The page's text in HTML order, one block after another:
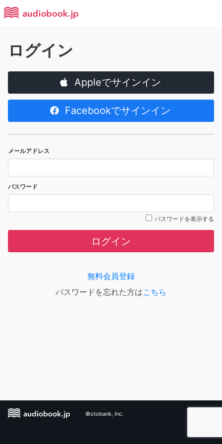
ログイン
Appleでサインイン
Facebookでサインイン
メールアドレス
パスワード
パスワードを表示する
ログイン
無料会員登録
パスワードを忘れた方はこちら
©otobank, Inc.